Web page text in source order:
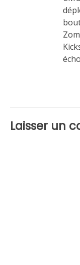
Laisser un